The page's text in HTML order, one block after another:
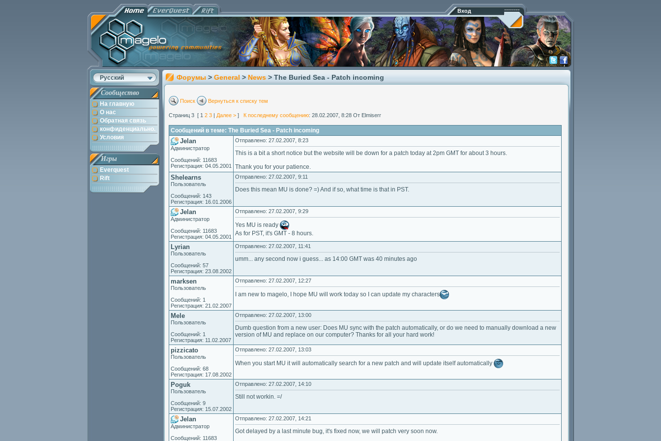
Вход
Русский
Сообщество
На главную
О нас
Обратная связь
конфиденциально.
Условия
Игры
Everquest
Rift
Форумы > General > News > The Buried Sea - Patch incoming
Поиск Вернуться к списку тем
Страниц 3 [ 1 2 3 | Далее > ] К последнему сообщению: 28.02.2007, 8:28 От Elmiserr
Сообщений в теме: The Buried Sea - Patch incoming
Jelan
Администратор
Сообщений: 11683
Регистрация: 04.05.2001
Отправлено: 27.02.2007, 8:23
This is a bit a short notice but the website will be down for a patch today at 2pm GMT for about 3 hours.
Thank you for your patience.
Shelearns
Пользователь
Сообщений: 143
Регистрация: 16.01.2006
Отправлено: 27.02.2007, 9:11
Does this mean MU is done? =) And if so, what time is that in PST.
Jelan
Администратор
Сообщений: 11683
Регистрация: 04.05.2001
Отправлено: 27.02.2007, 9:29
Yes MU is ready
As for PST, it's GMT - 8 hours.
Lyrian
Пользователь
Сообщений: 57
Регистрация: 23.08.2002
Отправлено: 27.02.2007, 11:41
umm... any second now i guess... as 14:00 GMT was 40 minutes ago
marksen
Пользователь
Сообщений: 1
Регистрация: 21.02.2007
Отправлено: 27.02.2007, 12:27
I am new to magelo, I hope MU will work today so I can update my characters
Mele
Пользователь
Сообщений: 1
Регистрация: 11.02.2007
Отправлено: 27.02.2007, 13:00
Dumb question from a new user: Does MU sync with the patch automatically, or do we need to manually download a new
version of MU and replace on our computer? Thanks for all your hard work!
pizzicato
Пользователь
Сообщений: 68
Регистрация: 17.08.2002
Отправлено: 27.02.2007, 13:03
When you start MU it will automatically search for a new patch and will update itself automatically
Poguk
Пользователь
Сообщений: 9
Регистрация: 15.07.2002
Отправлено: 27.02.2007, 14:10
Still not workin. =/
Jelan
Администратор
Сообщений: 11683
Отправлено: 27.02.2007, 14:21
Got delayed by a last minute bug, it's fixed now, we will patch very soon now.